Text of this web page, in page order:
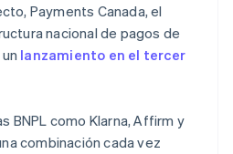
Payments Canada, el
nacional de pagos de
lanzamiento en el tercer
BNPL como Klarna, Affirm y
combinación cada vez